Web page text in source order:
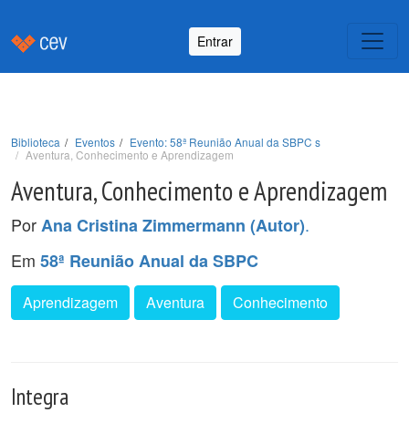
Entrar
Biblioteca Eventos
Evento: 58ª Reunião Anual da SBPC s
Aventura, Conhecimento e Aprendizagem
Aventura, Conhecimento e Aprendizagem
PorAna Cristina Zimmermann (Autor).
Em 58ª Reunião Anual da SBPC
Aprendizagem Aventura Conhecimento
Integra